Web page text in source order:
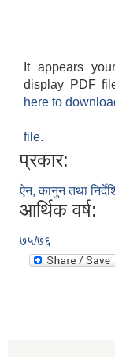
It appears
display PDF
here to
file.
प्रकार:
ऐन, कानुन तथा
आर्थिक वर्ष:
७५/७६